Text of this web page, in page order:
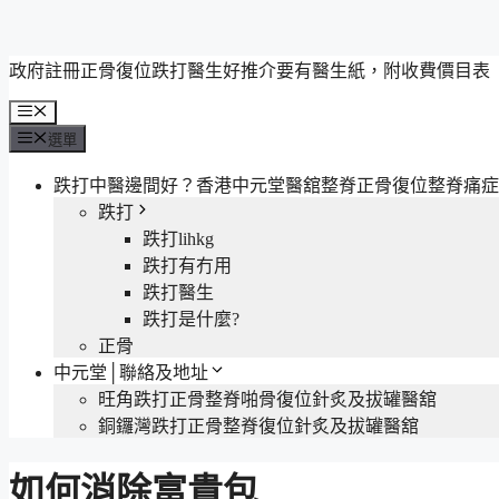
跳
至
主
要
政府註冊正骨復位跌打醫生好推介要有醫生紙，附收費價目表
選
單
選單
跌打中醫邊間好？香港中元堂醫舘整脊正骨復位整脊痛
跌打
跌打lihkg
跌打有冇用
跌打醫生
跌打是什麼?
正骨
中元堂│聯絡及地址
旺角跌打正骨整脊啪骨復位針炙及拔罐醫舘
銅鑼灣跌打正骨整脊復位針炙及拔罐醫舘
如何消除富貴包